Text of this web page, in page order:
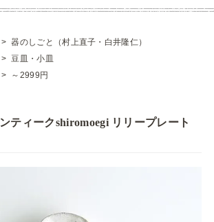
>器のしごと（村上直子・白井隆仁）
>豆皿・小皿
> ～2999円
ティークshiromoegi リリープレート